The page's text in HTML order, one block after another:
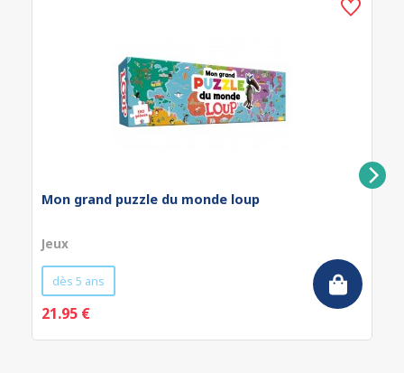
Mon grand puzzle du monde loup
Jeux
dès 5 ans
21.95 €